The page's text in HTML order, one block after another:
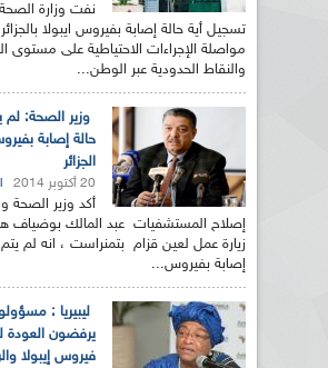
نفت وزارة
تسجيل أية حالة إصابة بفيروس ايبولا
مواصلة الإجراءات الاحتياطية على مستوى
والنقاط الحدودية عبر الوطن...
وزير الصحة:
حالة إصابة
الجزائر
20 أكتوبر 2014
أكد وزير الصحة
إصلاح المستشفيات عبد المالك بوضياف
زيارة عمل لعين قزام بتمنراست ، انه لم
إصابة بفيروس...
ليبيريا :
يرفضون العودة
فيروس إيبولا